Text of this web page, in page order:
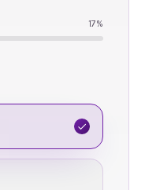
17%